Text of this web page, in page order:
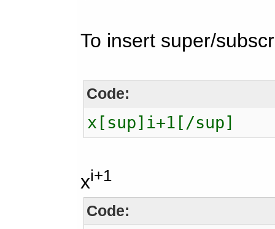
To insert super/
Code:
x[sup]i+1[/sup]
xi+1
Code: